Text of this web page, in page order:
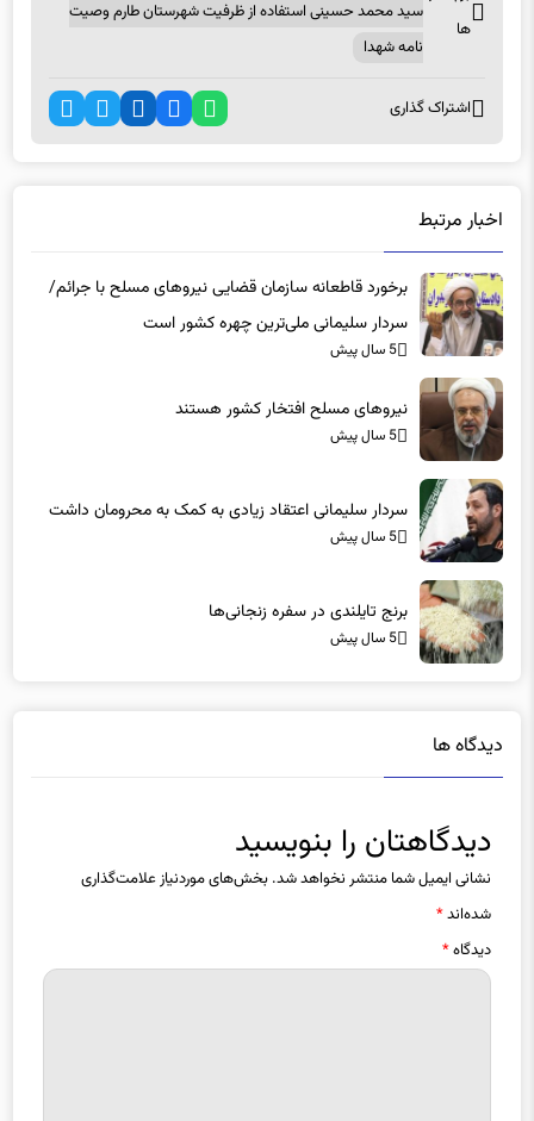
برچسب
دفاع مقدس قرآن شهدا شهادت معاون پارلمانی رئیس جمهور
سید محمد حسینی استفاده از ظرفیت شهرستان طارم وصیت
اخبار مرتبط
برخورد قاطعانه سازمان قضایی نیروهای مسلح با جرائم/
سردار سلیمانی ملی‌ترین چهره کشور است
نیروهای مسلح افتخار کشور هستند
سردار سلیمانی اعتقاد زیادی به کمک به محرومان داشت
برنج تایلندی در سفره‌ زنجانی‌ها
دیدگاه ها
دیدگاهتان را بنویسید
نشانی ایمیل شما منتشر نخواهد شد.
شده‌اند*
دیدگاه